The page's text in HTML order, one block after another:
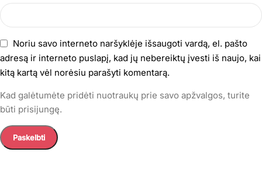
Noriu savo interneto naršyklėje išsaugoti vardą, el. pašto
adresą ir interneto puslapį, kad jų nebereiktų įvesti iš naujo, kai
kitą kartą vėl norėsiu parašyti komentarą.
Kad galėtumėte pridėti nuotraukų prie savo apžvalgos, turite
būti prisijungę.